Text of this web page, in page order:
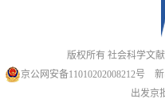
版权所有 社会科学文
京公网安备11010202008212号 新
出发京